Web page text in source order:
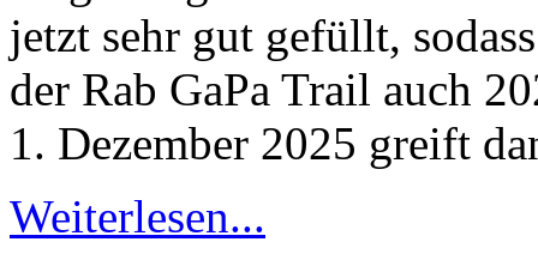
jetzt sehr gut gefüllt,
der Rab GaPa Trail auch
1. Dezember 2025 greift
Weiterlesen...